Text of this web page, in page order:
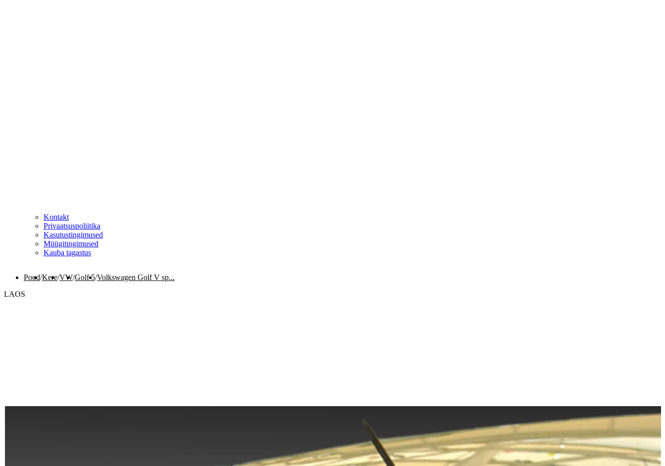
Kontakt
Privaatsuspoliitika
Kasutustingimused
Müügitingimused
Kauba tagastus
Pood/Kere/VW/Golf 5/Volkswagen Golf V sp...
LAOS